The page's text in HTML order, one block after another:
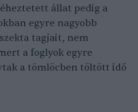
állat pedig a
egyre nagyobb
tagjait, nem
a foglyok egyre
a tömlöcben töltött idő